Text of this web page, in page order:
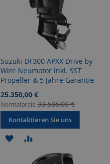
Suzuki DF300 APXX Drive by
Wire Neumotor inkl. SST
Propeller & 5 Jahre Garantie
Sonderangebot
25.350,00 €
Normalpreis 33.585,00 €
Kontaktieren Sie uns
ZUR
WUNSCHLISTE
VERGLEICHSLISTE